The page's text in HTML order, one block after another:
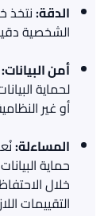
الدقة:نتخذ
الشخصية
أمنالبيانات:
لحماية
أو غير
المساءلة:
حماية
خلال
التقييمات